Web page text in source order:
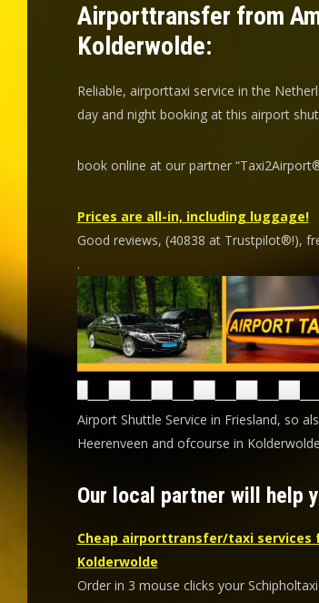
Airporttransfer from
Kolderwolde:
Reliable, airporttaxi service in the
day and night booking at this airport
book online at our partner
Prices are all-in, including luggage!
Good reviews, (40838 at Trustpilot®!),
.
Airport Shuttle Service in Friesland, so
Heerenveen and ofcourse in
Our local partner will help
Cheap airporttransfer/taxi services
Kolderwolde
Order in 3 mouse clicks your